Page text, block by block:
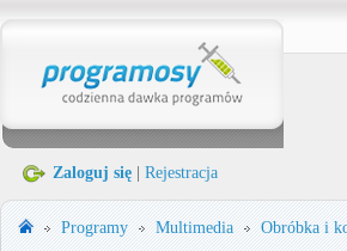
Zaloguj się Rejestracja
Programy Multimedia Obróbka i